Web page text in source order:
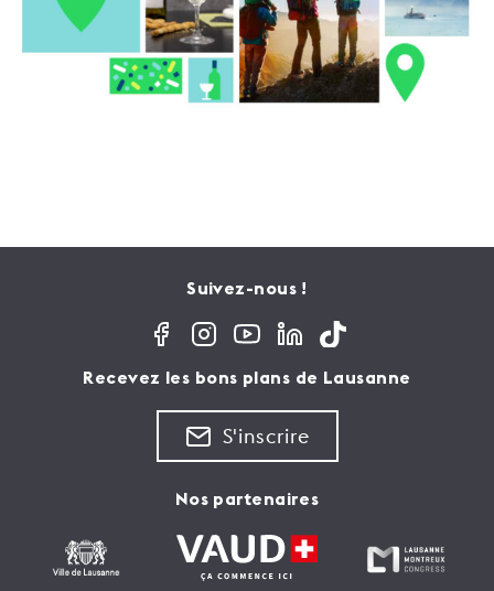
Suivez-nous !
Recevez les bons plans de Lausanne
S'inscrire
Nos partenaires